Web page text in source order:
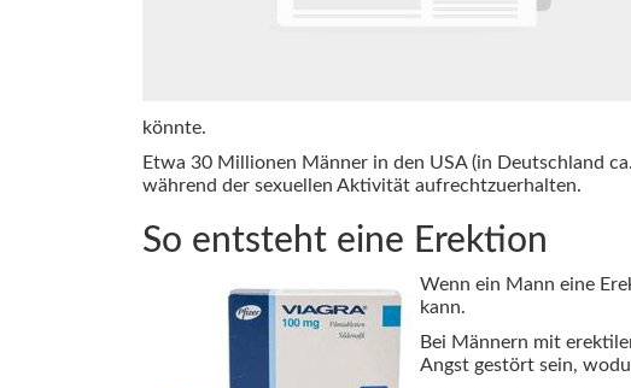
könnte.
Etwa 30 Millionen Männer in den USA (in Deutschland
während der sexuellen Aktivität aufrechtzuerhalten.
So entsteht eine Erektion
Wenn ein Mann eine
kann.
Bei Männern mit
Angst gestört sein,